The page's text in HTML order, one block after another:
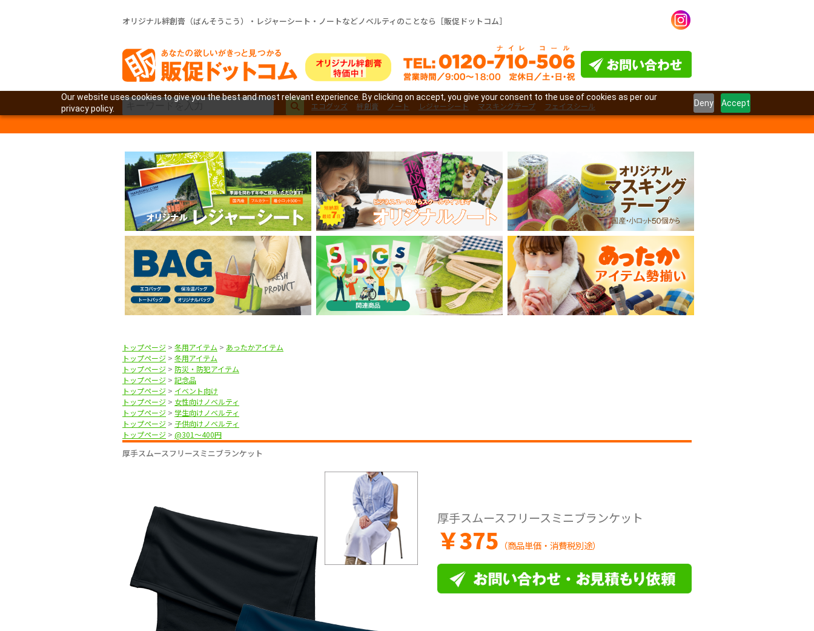
Our website uses cookies to give you the best and most relevant experience. By clicking on accept, you give your consent to the use of cookies as per our
privacy policy.
Deny Accept
オリジナル絆創膏（ばんそうこう）・レジャーシート・ノートなどノベルティのことなら［販促ドットコム］
エコグッズ 絆創膏 ノート レジャーシート マスキングテープ フェイスシール
トップページ > 冬用アイテム > あったかアイテム
トップページ > 冬用アイテム
トップページ > 防災・防犯アイテム
トップページ > 記念品
トップページ > イベント向け
トップページ > 女性向けノベルティ
トップページ > 学生向けノベルティ
トップページ > 子供向けノベルティ
トップページ > @301〜400円
厚手スムースフリースミニブランケット
厚手スムースフリースミニブランケット
￥375 （商品単価・消費税別途）